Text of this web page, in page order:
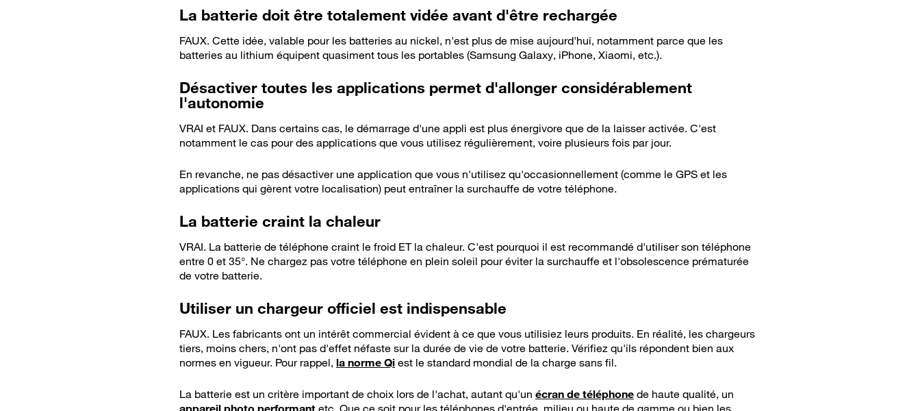
La batterie doit être totalement vidée avant d'être rechargée
FAUX. Cette idée, valable pour les batteries au nickel, n'est plus de mise aujourd'hui, notamment parce que les
batteries au lithium équipent quasiment tous les portables (Samsung Galaxy, iPhone, Xiaomi, etc.).
Désactiver toutes les applications permet d'allonger considérablement
l'autonomie
VRAI et FAUX. Dans certains cas, le démarrage d'une appli est plus énergivore que de la laisser activée. C'est
notamment le cas pour des applications que vous utilisez régulièrement, voire plusieurs fois par jour.
En revanche, ne pas désactiver une application que vous n'utilisez qu'occasionnellement (comme le GPS et les
applications qui gèrent votre localisation) peut entraîner la surchauffe de votre téléphone.
La batterie craint la chaleur
VRAI. La batterie de téléphone craint le froid ET la chaleur. C'est pourquoi il est recommandé d'utiliser son téléphone
entre 0 et 35°. Ne chargez pas votre téléphone en plein soleil pour éviter la surchauffe et l'obsolescence prématurée
de votre batterie.
Utiliser un chargeur officiel est indispensable
FAUX. Les fabricants ont un intérêt commercial évident à ce que vous utilisiez leurs produits. En réalité, les chargeurs
tiers, moins chers, n'ont pas d'effet néfaste sur la durée de vie de votre batterie. Vérifiez qu'ils répondent bien aux
normes en vigueur. Pour rappel, la norme Qi est le standard mondial de la charge sans fil.
La batterie est un critère important de choix lors de l'achat, autant qu'un écran de téléphone de haute qualité, un